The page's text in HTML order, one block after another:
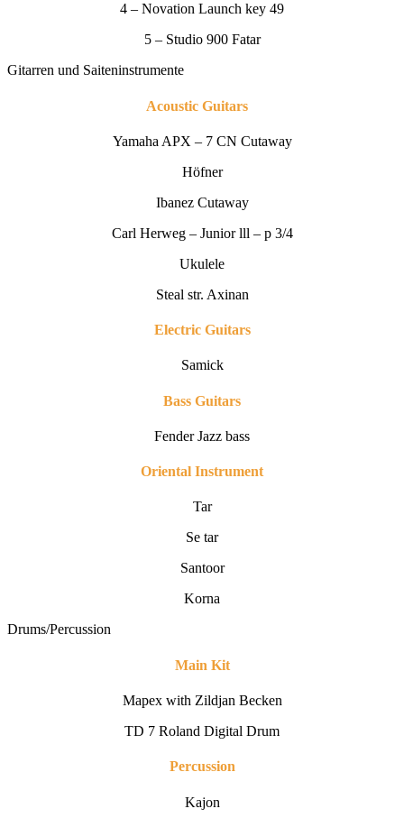
4 – Novation Launch key 49
5 – Studio 900 Fatar
Gitarren und Saiteninstrumente
Acoustic Guitars
Yamaha APX – 7 CN Cutaway
Höfner
Ibanez Cutaway
Carl Herweg – Junior lll – p 3/4
Ukulele
Steal str. Axinan
Electric Guitars
Samick
Bass Guitars
Fender Jazz bass
Oriental Instrument
Tar
Se tar
Santoor
Korna
Drums/Percussion
Main Kit
Mapex with Zildjan Becken
TD 7 Roland Digital Drum
Percussion
Kajon